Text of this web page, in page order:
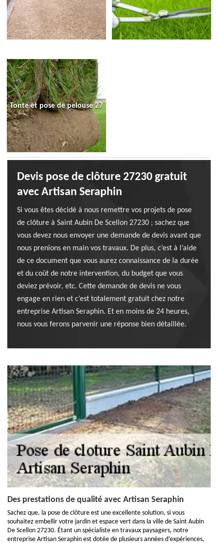
Tonte et pose de pelouse 27
Devis pose de clôture 27230 gratuit
avec Artisan Seraphin
Si vous êtes décidé à nous remettre vos projets de pose
de clôture à Saint Aubin De Scellon 27230 ; sachez que
vous devez nous envoyer une demande de devis avant que
nous prenions en main vos travaux. De plus, c’est à l’aide
de ce document que vous aurez connaissance de la durée
et du coût de notre intervention, du budget que vous
deviez prévoir, etc. Cette demande de devis ne vous
engage en rien et c’est totalement gratuit chez notre
entreprise Artisan Seraphin. Et en moins de 24 heures,
nous vous ferons parvenir une réponse bien détaillée.
Des prestations de qualité avec Artisan Seraphin
Sachez que, la pose de clôture est une excellente solution, si vous
souhaitez embellir votre jardin et espace vert dans la ville de Saint Aubin
De Scellon 27230. Étant un spécialiste en travaux paysagers, notre
entreprise Artisan Seraphin est dotée de plusieurs années d’expériences,